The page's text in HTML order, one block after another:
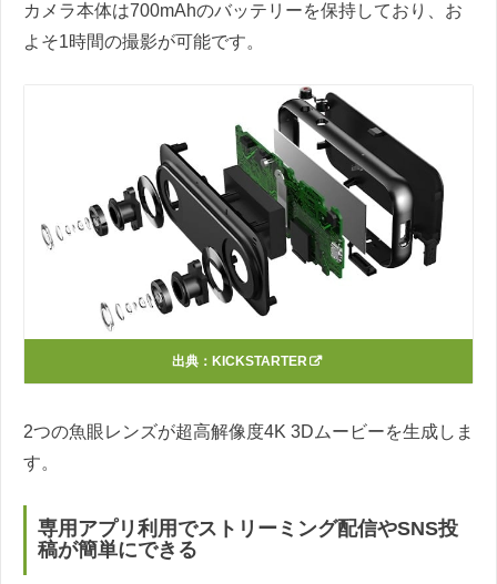
カメラ本体は700mAhのバッテリーを保持しており、お
よそ1時間の撮影が可能です。
出典： KICKSTARTER
2つの魚眼レンズが超高解像度4K 3Dムービーを生成しま
す。
専用アプリ利用でストリーミング配信やSNS投
稿が簡単にできる